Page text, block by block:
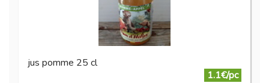
jus pomme 25 cl
1.1€/pc